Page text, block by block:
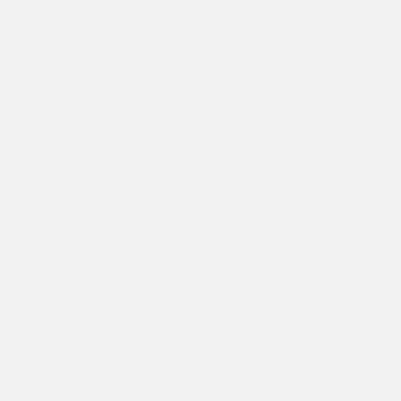
من مدينة